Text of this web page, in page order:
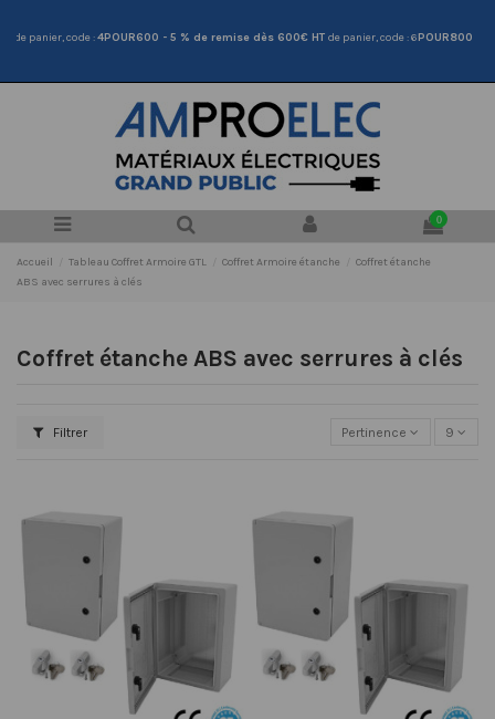
de panier, code :4POUR600 - 5% de remise dès 600€ HTde panier, code : 6POUR800
0
Accueil Tableau Coffret Armoire GTL Coffret Armoire étanche
Coffret étanche
ABS avec serrures à clés
Coffret étanche ABS avec serrures à clés
Filtrer Pertinence 9